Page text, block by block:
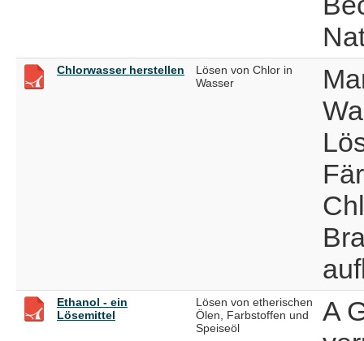
Chlorwasser herstellen
Lösen von Chlor in
Wasser
Ethanol - ein
Lösemittel
Lösen von etherischen
Ölen, Farbstoffen und
Speiseöl
A